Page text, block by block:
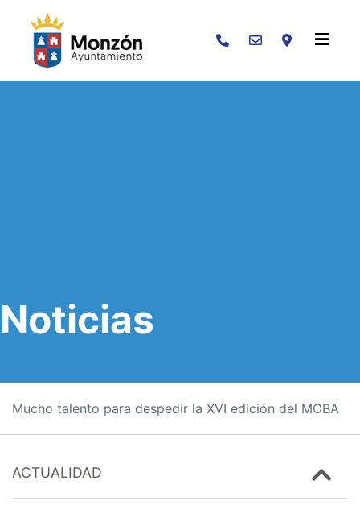
Buscar
Noticias
Mucho talento para despedir la XVI edición del MOBA
ACTUALIDAD